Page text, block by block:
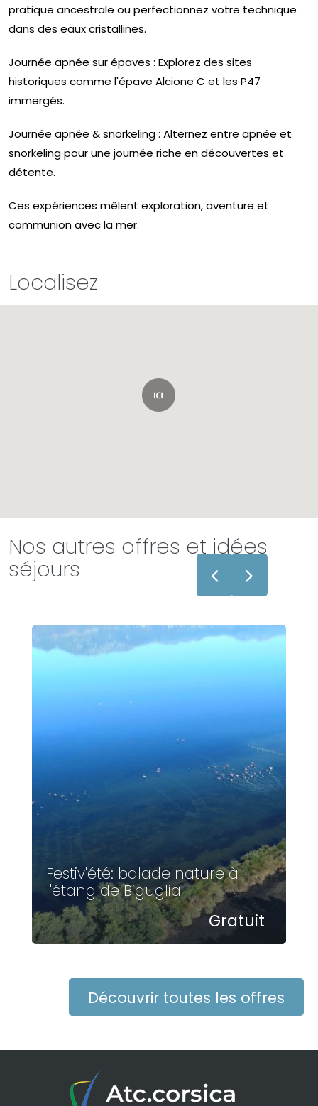
pratique ancestrale ou perfectionnez votre technique
dans des eaux cristallines.
Journée apnée sur épaves : Explorez des sites
historiques comme l'épave Alcione C et les P47
immergés.
Journée apnée & snorkeling : Alternez entre apnée et
snorkeling pour une journée riche en découvertes et
détente.
Ces expériences mêlent exploration, aventure et
communion avec la mer.
Localisez
Nos autres offres et idées
séjours
Festiv'été: balade nature à
l'étang de Biguglia
Gratuit
Découvrir toutes les offres